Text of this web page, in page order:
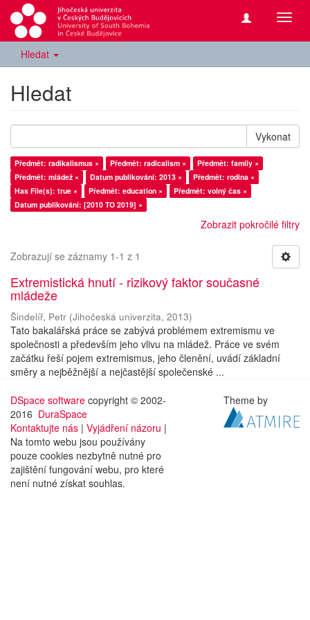
Hledat
Hledat
Vykonat
Předmět: radikalismus × Předmět: radicalism ×
Předmět: family ×
Předmět: mládež ×
Datum publikování: 2013 ×
Předmět: rodina ×
Has File(s): true ×
Předmět: education ×
Předmět: volný čas ×
Datum publikování: [2010 TO 2019] ×
Zobrazit pokročilé filtry
Zobrazují se záznamy 1-1 z 1
Extremistická hnutí - rizikový faktor současné
mládeže
Šindelíř, Petr (Jihočeská univerzita, 2013)
Tato bakalářská práce se zabývá problémem extremismu ve
společnosti a především jeho vlivu na mládež. Práce ve svém
začátku řeší pojem extremismus, jeho členění, uvádí základní
směry a nejběžnější a nejčastější společenské ...
DSpace software copyright © 2002-
2016 DuraSpace
Kontaktujte nás | Vyjádření názoru |
Na tomto webu jsou používány
pouze cookies nezbytně nutné pro
zajištění fungování webu, pro které
není nutné získat souhlas.
Theme by